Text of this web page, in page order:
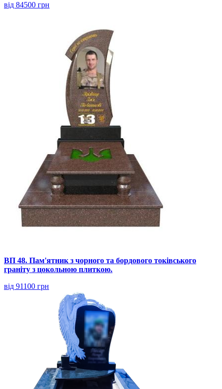
від 84500 грн
ВП 48. Пам'ятник з чорного та бордового токівського
граніту з цокольною плиткою.
від 91100 грн